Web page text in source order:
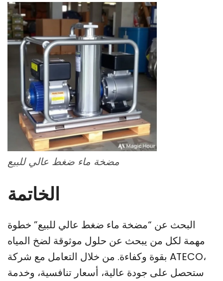
مضخة ماء ضغط عالي للبيع
الخاتمة
البحث عن “مضخة ماء ضغط عالي للبيع” خطوة
مهمة لكل من يبحث عن حلول موثوقة لضخ المياه
بقوة وكفاءة. من خلال التعامل مع شركة ATECO،
ستحصل على جودة عالية، أسعار تنافسية، وخدمة